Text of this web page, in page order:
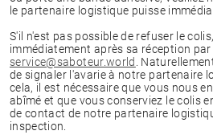
le partenaire logistique puisse
S'il n'est pas possible de refuser le
immédiatement après sa réception par
service@saboteur.world
.
de signaler l'avarie à notre partenaire
cela, il est nécessaire que vous nous
abîmé et que vous conserviez le colis
de contact de notre partenaire
inspection.